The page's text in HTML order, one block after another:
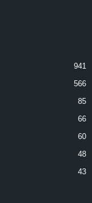
941
566
85
66
60
48
43